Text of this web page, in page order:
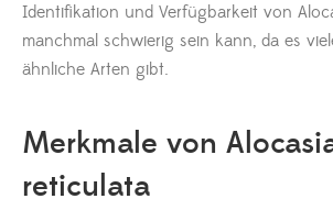
Identifikation und Verfügbarkeit von
manchmal schwierig sein kann, da es
ähnliche Arten gibt.
Merkmale von
reticulata